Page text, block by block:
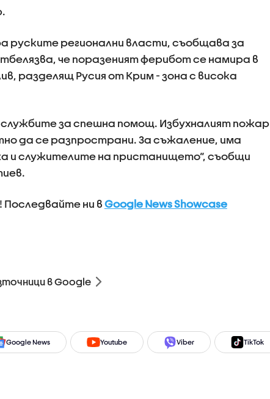
руските регионални власти, съобщава за
че поразеният ферибот се намира в
разделящ Русия от Крим - зона с висока
за спешна помощ. Избухналият пожар
да се разпространи. За съжаление, има
и служителите на пристанището“, съобщи
Последвайте ни в Google News Showcase
в Google
Google News Youtube Viber TikTok